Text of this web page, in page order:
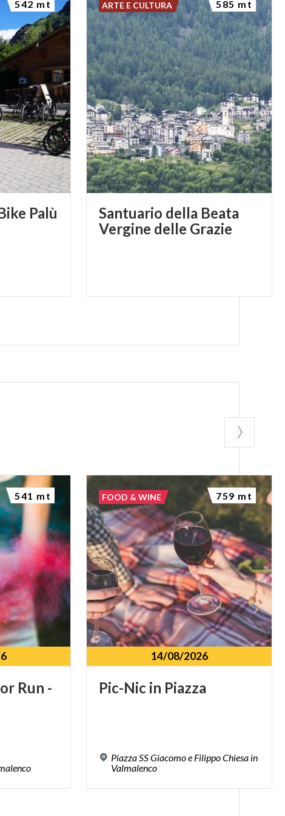
Palù
542 mt
Santuario della Beata
Vergine delle Grazie
ARTE E CULTURA 585 mt
Run -
541 mt
14/08/2026
Pic-Nic in Piazza
Piazza SS Giacomo e Filippo Chiesa in
Valmalenco
FOOD & WINE 759 mt